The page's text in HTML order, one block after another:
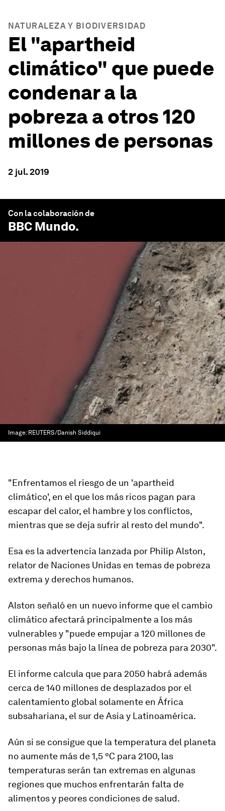
NATURALEZA Y BIODIVERSIDAD
El "apartheid
climático" que puede
condenar a la
pobreza a otros 120
millones de personas
2 jul. 2019
Con la colaboración de
BBC Mundo.
Image: REUTERS/Danish Siddiqui
"Enfrentamos el riesgo de un 'apartheid
climático', en el que los más ricos pagan para
escapar del calor, el hambre y los conflictos,
mientras que se deja sufrir al resto del mundo".
Esa es la advertencia lanzada por Philip Alston,
relator de Naciones Unidas en temas de pobreza
extrema y derechos humanos.
Alston señaló en un nuevo informe que el cambio
climático afectará principalmente a los más
vulnerables y "puede empujar a 120 millones de
personas más bajo la línea de pobreza para 2030".
El informe calcula que para 2050 habrá además
cerca de 140 millones de desplazados por el
calentamiento global solamente en África
subsahariana, el sur de Asia y Latinoamérica.
Aún si se consigue que la temperatura del planeta
no aumente más de 1,5 ºC para 2100, las
temperaturas serán tan extremas en algunas
regiones que muchos enfrentarán falta de
alimentos y peores condiciones de salud.